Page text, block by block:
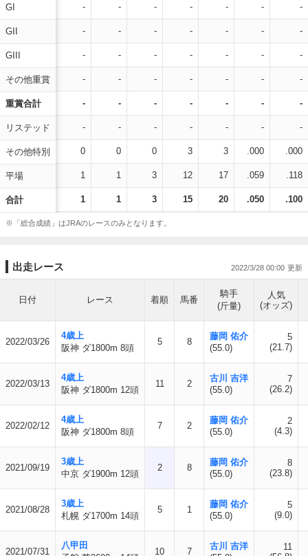
GI
GII
GIII
その他重賞
重賞合計
リステッド
その他特別
平場
合計
- - - - - - -
- - - - - - -
- - - - - - -
- - - - - - -
- - - - - - -
- - - - - - -
0 0 0 3 3 .000 .000
1 1 3 12 17 .059 .118
1 1 3 15 20 .050 .100
※「総合成績」はJRAのレースのみとなります。
出走レース 2022/3/28 00:00
日付 レース 着順 馬番
騎手
(斤量)
人気
(オッズ)
2022/03/26
4歳上
阪神 ダ1800m 8頭
5 8
藤岡 佑介
(55.0)
5
(21.7)
2022/03/13
4歳上
阪神 ダ1800m 12頭
11 2
古川 吉洋
(55.0)
7
(26.2)
2022/02/12
4歳上
阪神 ダ1800m 8頭
7 2
藤岡 佑介
(55.0)
2
(4.3)
2021/09/19
3歳上
中京 ダ1900m 12頭
2 8
藤岡 佑介
(55.0)
8
(23.8)
2021/08/28
3歳上
札幌 ダ1700m 14頭
5 1
藤岡 佑介
(55.0)
5
(9.0)
2021/07/31
八甲田
10 7
古川 吉洋
11